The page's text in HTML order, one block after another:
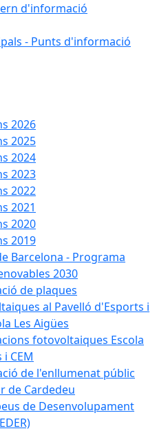
d'informació
- Punts d'informació
2026
2025
2024
2023
2022
2021
2020
2019
Barcelona - Programa
2030
de plaques
al Pavelló d'Esports i
Les Aigües
fotovoltaiques Escola
i CEM
de l'enllumenat públic
de Cardedeu
de Desenvolupament